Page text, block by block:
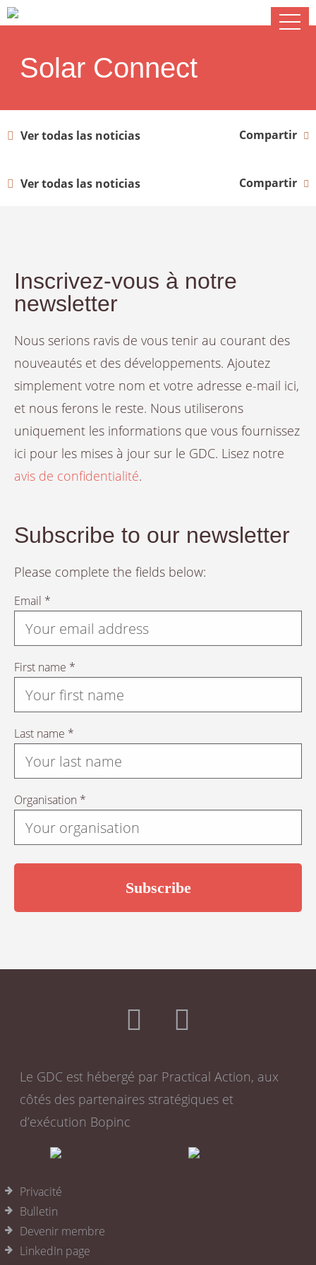
Solar Connect
Ver todas las noticias Compartir
Ver todas las noticias Compartir
Inscrivez-vous à notre
newsletter
Nous serions ravis de vous tenir au courant des
nouveautés et des développements. Ajoutez
simplement votre nom et votre adresse e-mail ici,
et nous ferons le reste. Nous utiliserons
uniquement les informations que vous fournissez
ici pour les mises à jour sur le GDC. Lisez notre
avis de confidentialité.
Subscribe to our newsletter
Please complete the fields below:
Email *
First name *
Last name *
Organisation *
Le GDC est hébergé par Practical Action, aux
côtés des partenaires stratégiques et
d’exécution Bopinc
Privacité
Bulletin
Devenir membre
LinkedIn page